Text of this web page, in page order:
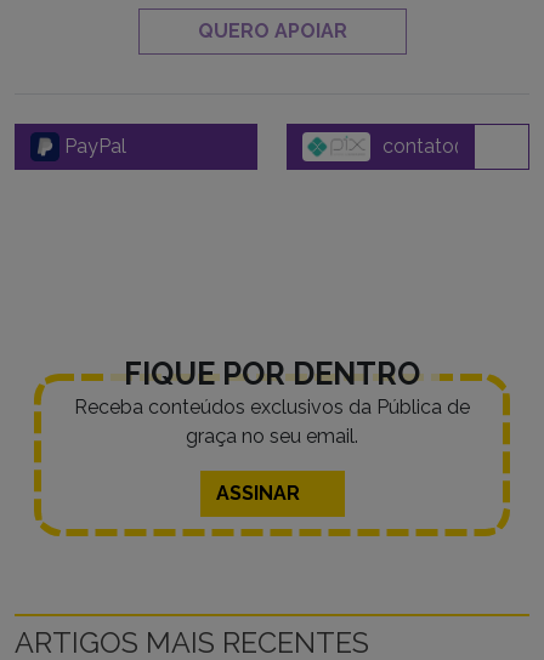
QUERO APOIAR
PayPal
FIQUE POR DENTRO
Receba conteúdos exclusivos da Pública de
graça no seu email.
ASSINAR
ARTIGOS MAIS RECENTES